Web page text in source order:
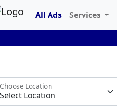
All Ads Services
Choose Location